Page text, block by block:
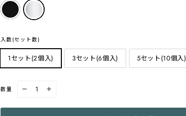
入数(セット数)
1セット(2個入) 3セット(6個入) 5セット(10個入)
数量